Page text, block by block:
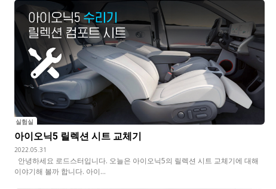
실험실
아이오닉5 릴렉션 시트 교체기
2022.05.31
이야기해 볼까 합니다. 아이...